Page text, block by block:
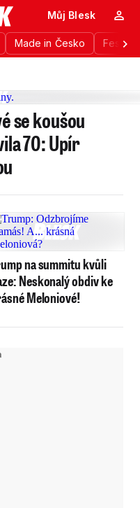
Made in Česko
Můj Blesk
se koušou
70: Upír
na summitu kvůli
Neskonalý obdiv ke
Meloniové!